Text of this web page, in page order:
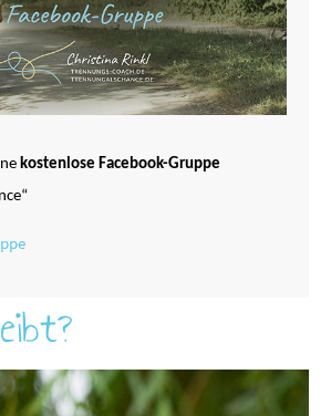
kostenlose Facebook-Gruppe